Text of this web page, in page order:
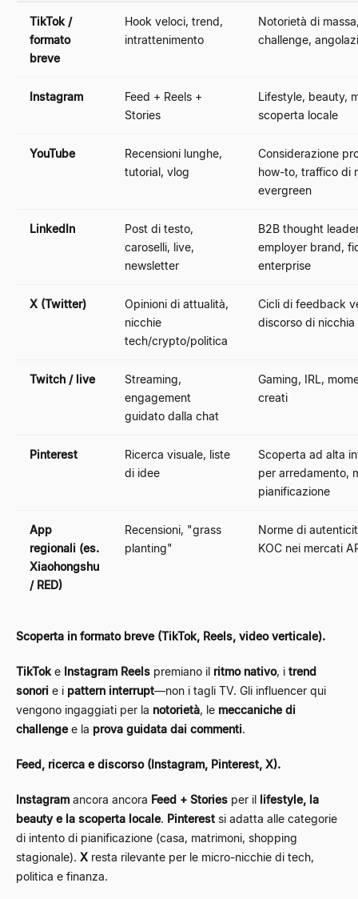
TikTok /
formato
breve
Hook veloci, trend,
intrattenimento
Notorietà di
challenge,
Instagram
Feed + Reels +
Stories
Lifestyle, beauty,
scoperta locale
YouTube
Recensioni lunghe,
tutorial, vlog
Considerazione
how-to, traffico di
evergreen
LinkedIn
Post di testo,
caroselli, live,
newsletter
B2B thought
employer brand,
enterprise
X (Twitter)
Opinioni di attualità,
nicchie
tech/crypto/politica
Cicli di feedback
discorso di nicchia
Twitch / live
Streaming,
engagement
guidato dalla chat
Gaming, IRL,
creati
Pinterest
Ricerca visuale, liste
di idee
Scoperta ad alta
per arredamento,
pianificazione
App
regionali (es.
Xiaohongshu
/ RED)
Recensioni, "grass
planting"
Norme di
KOC nei mercati
Scoperta in formato breve (TikTok, Reels, video verticale).
TikTok e Instagram Reels premiano il ritmo nativo, i trend
sonori e i pattern interrupt—non i tagli TV. Gli influencer qui
vengono ingaggiati per la notorietà, le meccaniche di
challengee la prova guidata dai commenti.
Feed, ricerca e discorso (Instagram, Pinterest, X).
Instagram ancora ancora Feed + Stories per il lifestyle, la
beauty e la scoperta locale. Pinterest si adatta alle categorie
di intento di pianificazione (casa, matrimoni, shopping
stagionale). X resta rilevante per le micro-nicchie di tech,
politica e finanza.